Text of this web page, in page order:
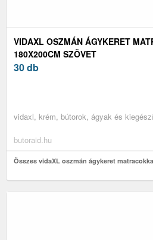
VIDAXL OSZMÁN ÁGYKERET
180X200CM SZÖVET
30 db
vidaxl, krém, bútorok, ágyak és
butoraid.hu
Összes vidaXL oszmán ágykeret